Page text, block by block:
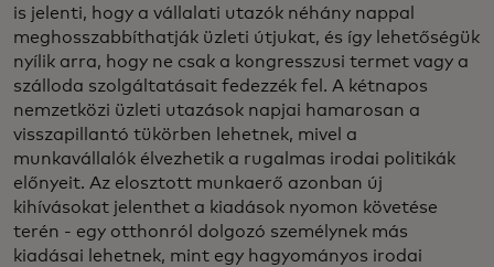
is jelenti, hogy a vállalati utazók néhány nappal
meghosszabbíthatják üzleti útjukat, és így lehetőségük
nyílik arra, hogy ne csak a kongresszusi termet vagy a
szálloda szolgáltatásait fedezzék fel. A kétnapos
nemzetközi üzleti utazások napjai hamarosan a
visszapillantó tükörben lehetnek, mivel a
munkavállalók élvezhetik a rugalmas irodai politikák
előnyeit. Az elosztott munkaerő azonban új
kihívásokat jelenthet a kiadások nyomon követése
terén - egy otthonról dolgozó személynek más
kiadásai lehetnek, mint egy hagyományos irodai